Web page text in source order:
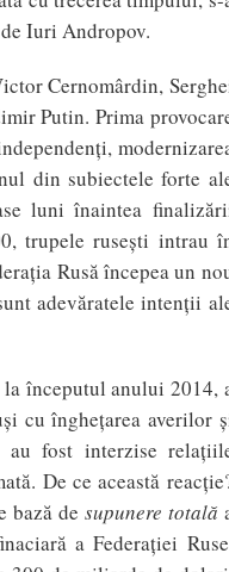
Iuri Andropov.
Cernomârdin,
Putin. Prima
din subiectele forte
luni înaintea
trupele ruseşti intrau
Rusă începea un
adevăratele intenţii
începutul anului 2014,
cu îngheţarea averilor
fost interzise
De ce această
bază de supunere totală
a Federaţiei